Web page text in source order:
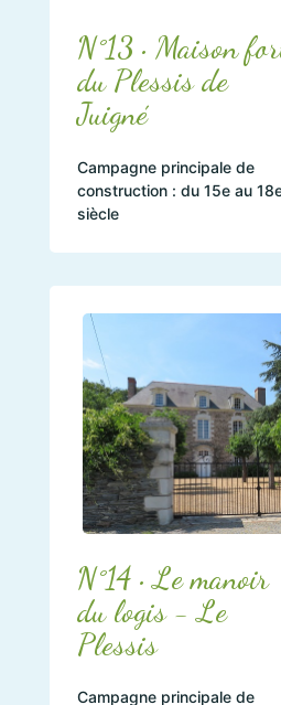
N°13 • Maison
du Plessis de
Juigné
Campagne principale de
construction : du 15e au
siècle
N°14 • Le manoir
du logis - Le
Plessis
Campagne principale de